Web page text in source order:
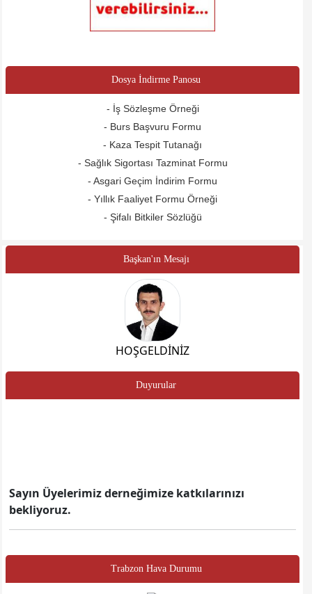
Başkan'ın Mesajı
HOŞGELDİNİZ
Duyurular
Sayın Üyelerimiz derneğimize katkılarınızı
bekliyoruz.
Trabzon Hava Durumu
Dosya İndirme Panosu
- İş Sözleşme Örneği
- Burs Başvuru Formu
- Kaza Tespit Tutanağı
- Sağlık Sigortası Tazminat Formu
- Asgari Geçim İndirim Formu
- Yıllık Faaliyet Formu Örneği
- Şifalı Bitkiler Sözlüğü